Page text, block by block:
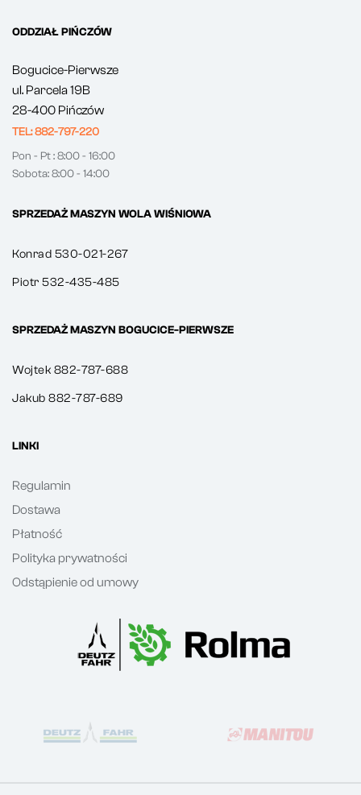
ODDZIAŁ PIŃCZÓW
Bogucice-Pierwsze
ul. Parcela 19B
28-400 Pińczów
TEL: 882-797-220
Pon - Pt : 8:00 - 16:00
Sobota: 8:00 - 14:00
SPRZEDAŻ MASZYN WOLA WIŚNIOWA
Konrad 530-021-267
Piotr 532-435-485
SPRZEDAŻ MASZYN BOGUCICE-PIERWSZE
Wojtek 882-787-688
Jakub 882-787-689
LINKI
Regulamin
Dostawa
Płatność
Polityka prywatności
Odstąpienie od umowy